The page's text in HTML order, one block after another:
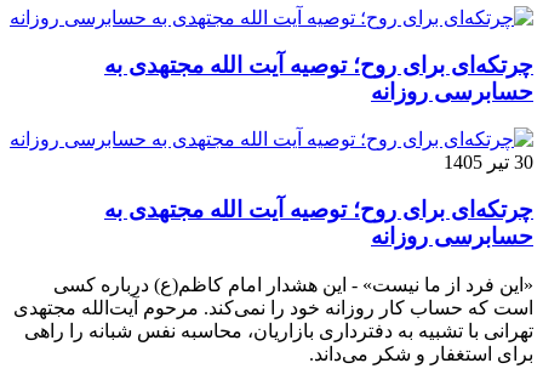
چرتکه‌ای برای روح؛ توصیه آیت‌ الله مجتهدی به
حسابرسی روزانه
30 تیر 1405
چرتکه‌ای برای روح؛ توصیه آیت‌ الله مجتهدی به
حسابرسی روزانه
«این فرد از ما نیست» - این هشدار امام کاظم(ع) درباره کسی
است که حساب کار روزانه خود را نمی‌کند. مرحوم آیت‌الله مجتهدی
تهرانی با تشبیه به دفترداری بازاریان، محاسبه نفس شبانه را راهی
برای استغفار و شکر می‌داند.